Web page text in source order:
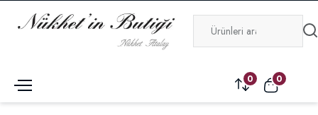
0 0